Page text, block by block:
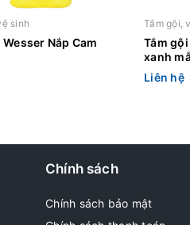
sinh
Wesser Nắp Cam
Tắm gội,
Tắm
xanh
Liên hệ
Chính sách
Chính sách bảo mật